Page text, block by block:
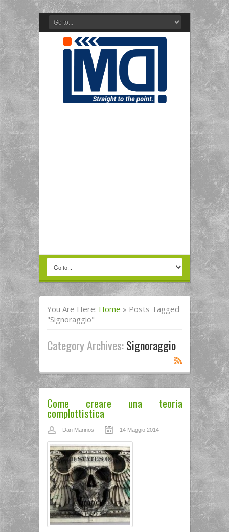
You Are Here: Home » Posts Tagged
"signoraggio"
Category Archives:Signoraggio
Come creare una teoria
complottistica
Dan Marinos 14 Maggio 2014